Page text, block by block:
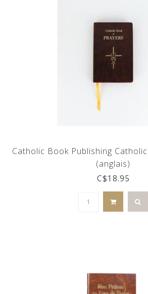
Catholic Book Publishing
(anglais)
C$18.95